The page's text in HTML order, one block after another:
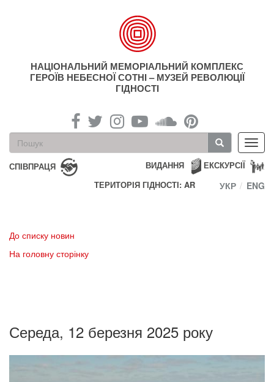
НАЦІОНАЛЬНИЙ МЕМОРІАЛЬНИЙ КОМПЛЕКС
ГЕРОЇВ НЕБЕСНОЇ СОТНІ – МУЗЕЙ РЕВОЛЮЦІЇ
ГІДНОСТІ
Пошукова
форма
Пошук
СПІВПРАЦЯ ЕКСКУРСІЇ
ВИДАННЯ
ТЕРИТОРІЯ ГІДНОСТІ: AR
УКР ENG
До списку новин
На головну сторінку
Середа, 12 березня 2025 року